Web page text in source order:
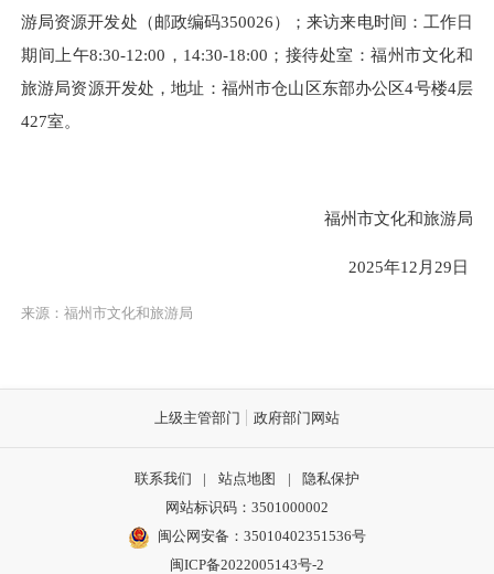
游局资源开发处（邮政编码350026）；来访来电时间：工作日
期间上午8:30-12:00，14:30-18:00；接待处室：福州市文化和
旅游局资源开发处，地址：福州市仓山区东部办公区4号楼4层
427室。
福州市文化和旅游局
2025年12月29日
来源：福州市文化和旅游局
上级主管部门 政府部门网站
联系我们 | 站点地图 |
隐私保护
网站标识码：3501000002
闽公网安备：35010402351536号
闽ICP备2022005143号-2